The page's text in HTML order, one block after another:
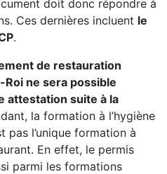
doit donc répondre à
Ces dernières incluent le
.
de restauration
ne sera possible
attestation suite à la
la formation à l’hygiène
pas l’unique formation à
En effet, le permis
parmi les formations